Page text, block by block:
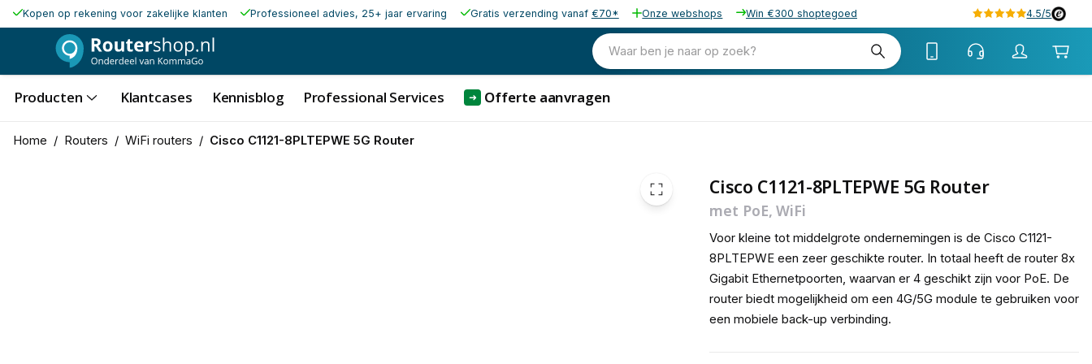
Kopen op rekening voor zakelijke klanten Professioneel advies, 25+ jaar ervaring Gratis verzending vanaf €70* Onze webshops Win €300 shoptegoed 4.5/5
Waar ben je naar op zoek?
Producten Klantcases Kennisblog Professional Services ➜ Offerte aanvragen
Home / Routers / WiFi routers / Cisco C1121-8PLTEPWE 5G Router
Cisco C1121-8PLTEPWE 5G Router
met PoE, WiFi
Voor kleine tot middelgrote ondernemingen is de Cisco C1121-
8PLTEPWE een zeer geschikte router. In totaal heeft de router 8x
Gigabit Ethernetpoorten, waarvan er 4 geschikt zijn voor PoE. De
router biedt mogelijkheid om een 4G/5G module te gebruiken voor
een mobiele back-up verbinding.
1.464,84 excl. btw
1.772,46 incl. btw